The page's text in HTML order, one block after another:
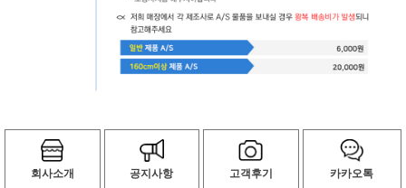
회사소개 공지사항 고객후기 카카오톡